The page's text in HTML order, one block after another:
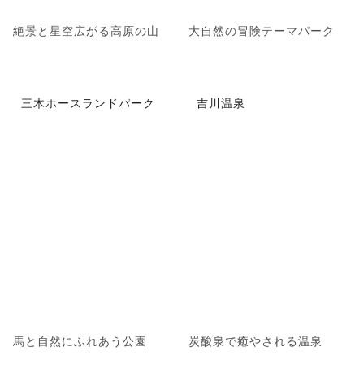
絶景と星空広がる高原の山 大自然の冒険テーマパーク
三木ホースランドパーク
馬と自然にふれあう公園
吉川温泉
炭酸泉で癒やされる温泉